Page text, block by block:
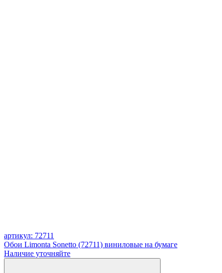
артикул: 72711
Обои Limonta Sonetto (72711) виниловые на бумаге
Наличие уточняйте